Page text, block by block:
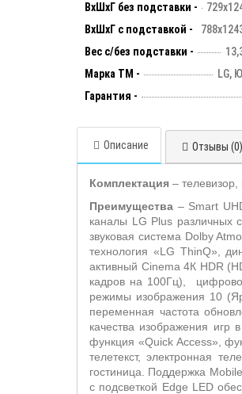
ВхШхГ без подставки -
ВхШхГ с подставкой -
Вес с/без подставки -
Марка ТМ -
LG,
Гарантия -
Описание Отзывы (0)
Комплектация – телевизор,
Преимущества – Smart
каналы LG Plus различных
звуковая система Dolby
технология «LG ThinQ»,
активный Cinema 4К HDR
кадров на 100Гц),
режимы изображения 10
переменная частота
качества изображения
функция «Quick Access»,
телетекст, электронная
гостиница. Поддержка
с подсветкой Edge LED